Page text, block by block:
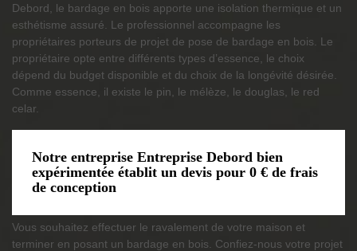
Debord, le bardage en bois apporte une isolation thermique et un
esthétisme assuré. Le professionnel accompagne les
propriétaires porteurs de projet de pose de bardage en bois. Le
propriétaire opte entre différents types d’essence, le choix
dépend du budget disponible et du choix de la longévité désirée.
Comme essence, il existe le pin, le mélèze, le douglas, le red
celar.
Notre entreprise Entreprise Debord bien
expérimentée établit un devis pour 0 € de frais
de conception
Vous souhaitez effectuer le ravalement de votre maison et
terminer en posant un bardage en bois. Confiez-nous votre projet